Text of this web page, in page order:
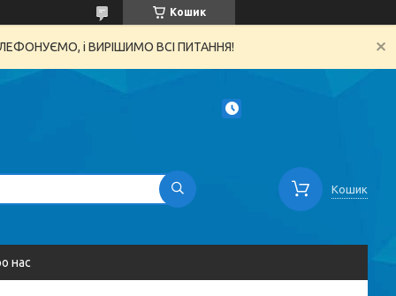
Кошик
і ВИРІШИМО ВСІ ПИТАННЯ!
Кошик
нас